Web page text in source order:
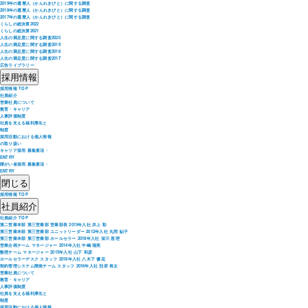
2019年の還暦人（かんれきびと）に関する調査
2018年の還暦人（かんれきびと）に関する調査
2017年の還暦人（かんれきびと）に関する調査
くらしの総決算2022
くらしの総決算2021
人生の満足度に関する調査2020
人生の満足度に関する調査2019
人生の満足度に関する調査2018
人生の満足度に関する調査2017
広告ライブラリー
採用情報
採用情報 TOP
社員紹介
営業社員について
教育・キャリア
人事評価制度
社員を支える福利厚生と
制度
採用活動における個人情報
の取り扱い
キャリア採用 募集要項・
ENTRY
障がい者採用 募集要項・
ENTRY
閉じる
採用情報 TOP
社員紹介
社員紹介 TOP
第二営業本部 第三営業部 営業部長 2013年入社 井上 彰
第三営業本部 第三営業部 ユニットリーダー 2012年入社 丸岡 鮎子
第三営業本部 第三営業部 ホールセラー 2018年入社 深川 恵理
営業企画チーム マネージャー 2014年入社 中嶋 瑠美
数理チーム マネージャー 2015年入社 山下 和彦
ホールセラーデスク スタッフ 2018年入社 八木下 優花
契約管理システム開発チーム スタッフ 2016年入社 別府 将太
営業社員について
教育・キャリア
人事評価制度
社員を支える福利厚生と
制度